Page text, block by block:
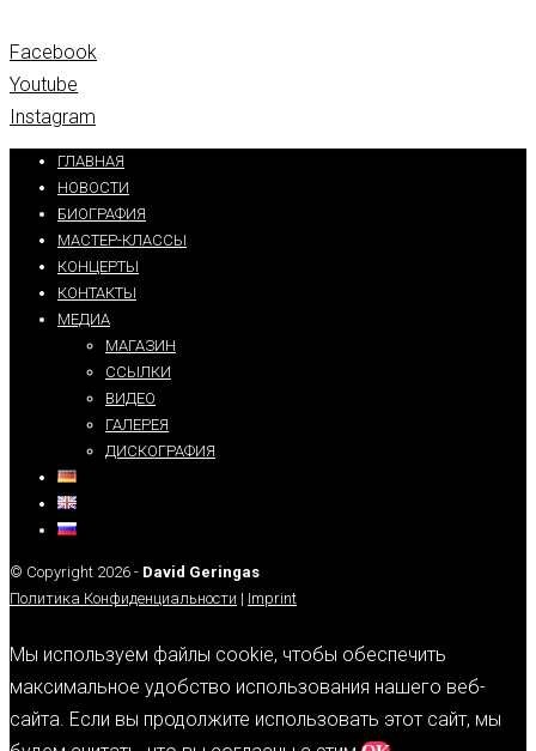
Facebook
Youtube
Instagram
ГЛАВНАЯ
НОВОСТИ
БИОГРАФИЯ
МАСТЕР-КЛАССЫ
КОНЦЕРТЫ
КОНТАКТЫ
МЕДИА
МАГАЗИН
ССЫЛКИ
ВИДЕО
ГАЛЕРЕЯ
ДИСКОГРАФИЯ
© Copyright 2026 - David Geringas
Политика Конфиденциальности | Imprint
Мы используем файлы cookie, чтобы обеспечить
максимальное удобство использования нашего веб-
сайта. Если вы продолжите использовать этот сайт, мы